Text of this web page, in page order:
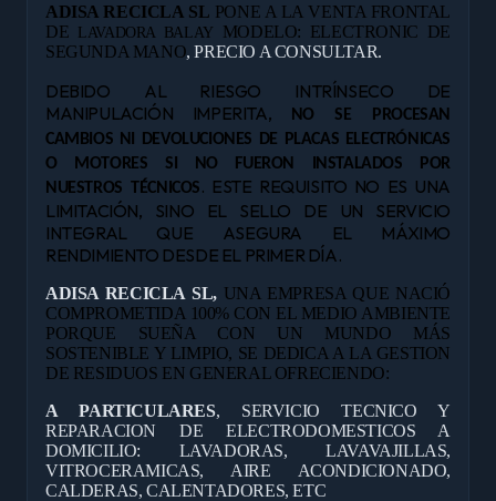
ADISA RECICLA SL PONE A LA VENTA FRONTAL
DE
LAVADORA BALAY MODELO: ELECTRONIC DE
SEGUNDA MANO, PRECIO A CONSULTAR.
DEBIDO AL RIESGO INTRÍNSECO DE
MANIPULACIÓN IMPERITA,
NO SE PROCESAN
CAMBIOS NI DEVOLUCIONES DE PLACAS ELECTRÓNICAS
O MOTORES SI NO FUERON INSTALADOS POR
NUESTROS TÉCNICOS. ESTE REQUISITO NO ES UNA
LIMITACIÓN, SINO EL SELLO DE UN SERVICIO
INTEGRAL QUE ASEGURA EL MÁXIMO
RENDIMIENTO DESDE EL PRIMER DÍA.
ADISA RECICLA SL, UNA EMPRESA QUE NACIÓ
COMPROMETIDA 100% CON EL MEDIO AMBIENTE
PORQUE SUEÑA CON UN MUNDO MÁS
SOSTENIBLE Y LIMPIO, SE DEDICA A LA GESTION
DE RESIDUOS EN GENERAL OFRECIENDO:
A PARTICULARES, SERVICIO TECNICO Y
REPARACION DE ELECTRODOMESTICOS A
DOMICILIO: LAVADORAS, LAVAVAJILLAS,
VITROCERAMICAS, AIRE ACONDICIONADO,
CALDERAS, CALENTADORES, ETC